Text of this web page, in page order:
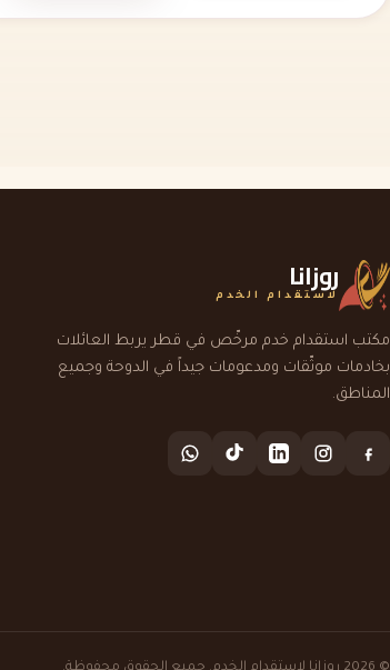
روزانا
لاستقدام الخدم
مكتب استقدام خدم مرخّص في قطر يربط العائلات
بخادمات موثّقات ومدعومات جيداً في الدوحة وجميع
المناطق.